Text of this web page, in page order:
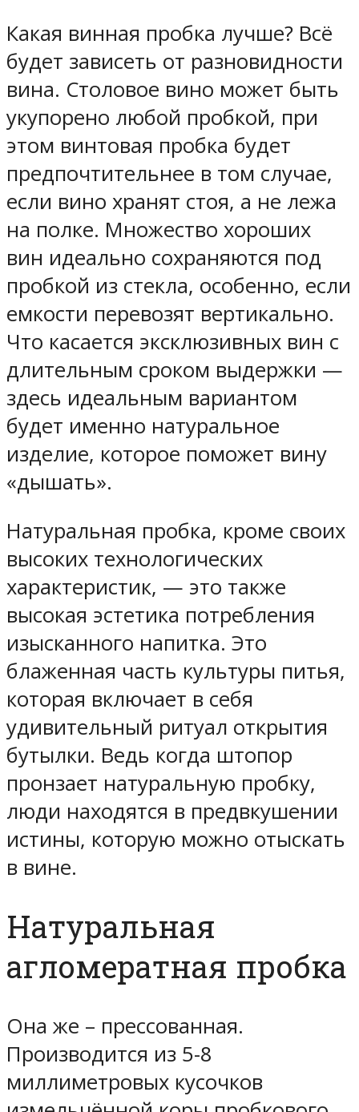
Какая винная пробка лучше? Всё
будет зависеть от разновидности
вина. Столовое вино может быть
укупорено любой пробкой, при
этом винтовая пробка будет
предпочтительнее в том случае,
если вино хранят стоя, а не лежа
на полке. Множество хороших
вин идеально сохраняются под
пробкой из стекла, особенно, если
емкости перевозят вертикально.
Что касается эксклюзивных вин с
длительным сроком выдержки —
здесь идеальным вариантом
будет именно натуральное
изделие, которое поможет вину
«дышать».
Натуральная пробка, кроме своих
высоких технологических
характеристик, — это также
высокая эстетика потребления
изысканного напитка. Это
блаженная часть культуры питья,
которая включает в себя
удивительный ритуал открытия
бутылки. Ведь когда штопор
пронзает натуральную пробку,
люди находятся в предвкушении
истины, которую можно отыскать
в вине.
Натуральная
агломератная пробка
Она же – прессованная.
Производится из 5-8
миллиметровых кусочков